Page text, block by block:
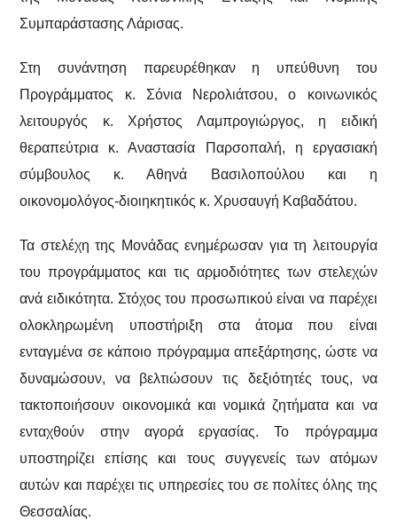
Συμπαράστασης Λάρισας.
Στη συνάντηση παρευρέθηκαν η υπεύθυνη του
Προγράμματος κ. Σόνια Νερολιάτσου, ο κοινωνικός
λειτουργός κ. Χρήστος Λαμπρογιώργος, η ειδική
θεραπεύτρια κ. Αναστασία Παρσοπαλή, η εργασιακή
σύμβουλος κ. Αθηνά Βασιλοπούλου και η
οικονομολόγος-διοιηκητικός κ. Χρυσαυγή Καβαδάτου.
Τα στελέχη της Μονάδας ενημέρωσαν για τη λειτουργία
του προγράμματος και τις αρμοδιότητες των στελεχών
ανά ειδικότητα. Στόχος του προσωπικού είναι να παρέχει
ολοκληρωμένη υποστήριξη στα άτομα που είναι
ενταγμένα σε κάποιο πρόγραμμα απεξάρτησης, ώστε να
δυναμώσουν, να βελτιώσουν τις δεξιότητές τους, να
τακτοποιήσουν οικονομικά και νομικά ζητήματα και να
ενταχθούν στην αγορά εργασίας. Το πρόγραμμα
υποστηρίζει επίσης και τους συγγενείς των ατόμων
αυτών και παρέχει τις υπηρεσίες του σε πολίτες όλης της
Θεσσαλίας.